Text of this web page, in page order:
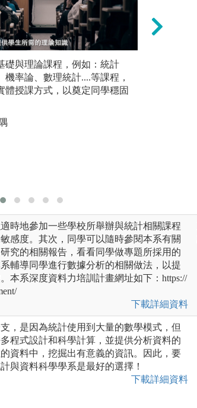
礎與理論課程，例如：統計
機率論、數理統計....等課程，
體授課方式，以奠定同學穩固
時地參加一些學校所舉辦與統計相關課程
感度。其次，同學可以隨時參閱本系有關
究的相關報告，看看同學做專題所採用的
輔導同學進行數據分析的相關做法，以提
本系深度資料力培訓計畫網址如下：https://
下載詳細資料
，是因為統計使用到大量的數學模式，但
程式設計和科學計算，並提供分析資料的
資料中，挖掘出有意義的資訊。因此，要
與資料科學學系是最好的選擇！
下載詳細資料